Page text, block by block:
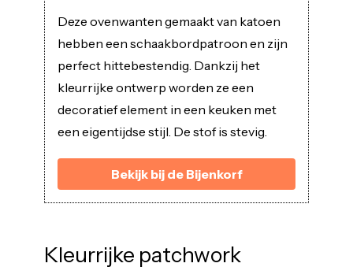
Deze ovenwanten gemaakt van katoen
hebben een schaakbordpatroon en zijn
perfect hittebestendig. Dankzij het
kleurrijke ontwerp worden ze een
decoratief element in een keuken met
een eigentijdse stijl. De stof is stevig.
Bekijk bij de Bijenkorf
Kleurrijke patchwork